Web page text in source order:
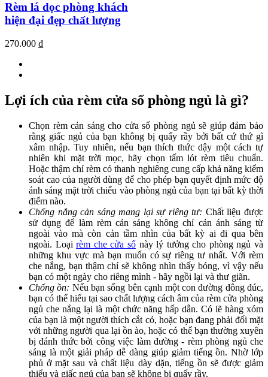
Rèm lá dọc phòng khách
hiện đại đẹp chất lượng
270.000 ₫
Lợi ích của rèm cửa sổ phòng ngủ là gì?
Chọn rèm cản sáng cho cửa sổ phòng ngủ sẽ giúp đảm bảo
rằng giấc ngủ của bạn không bị quấy rầy bởi bất cứ thứ gì
xâm nhập. Tuy nhiên, nếu bạn thích thức dậy một cách tự
nhiên khi mặt trời mọc, hãy chọn tấm lót rèm tiêu chuẩn.
Hoặc thậm chí rèm có thanh nghiêng cung cấp khả năng kiểm
soát cao của người dùng để cho phép bạn quyết định mức độ
ánh sáng mặt trời chiếu vào phòng ngủ của bạn tại bất kỳ thời
điểm nào.
Chống nắng cản sáng mang lại sự riêng tư: Chất liệu được
sử dụng để làm rèm cản sáng không chỉ cản ánh sáng từ
ngoài vào mà còn cản tầm nhìn của bất kỳ ai đi qua bên
ngoài. Loạirèm che cửa sổnày lý tưởng cho phòng ngủ và
những khu vực mà bạn muốn có sự riêng tư nhất. Với rèm
che nắng, bạn thậm chí sẽ không nhìn thấy bóng, vì vậy nếu
bạn có một ngày cho riêng mình - hãy ngồi lại và thư giãn.
Chống ồn: Nếu bạn sống bên cạnh một con đường đông đúc,
bạn có thể hiểu tại sao chất lượng cách âm của rèm cửa phòng
ngủ che nắng lại là một chức năng hấp dẫn. Có lẽ hàng xóm
của bạn là một người thích cắt cỏ, hoặc bạn đang phải đối mặt
với những người qua lại ồn ào, hoặc có thể bạn thường xuyên
bị đánh thức bởi công việc làm đường - rèm phòng ngủ che
sáng là một giải pháp dễ dàng giúp giảm tiếng ồn. Nhờ lớp
phủ ở mặt sau và chất liệu dày dặn, tiếng ồn sẽ được giảm
thiểu và giấc ngủ của bạn sẽ không bị quấy rầy.